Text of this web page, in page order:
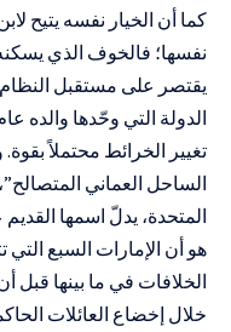
كما أن الخيار نفسه يتيح
نفسها؛ فالخوف الذي
يقتصر على مستقبل
تغيير الخرائط محتملاً
الساحل العماني
المتحدة، يدلّ اسمها
هو أن الإمارات السبع التي
الخلافات في ما بينها قبل
خلال إخضاع العائلات